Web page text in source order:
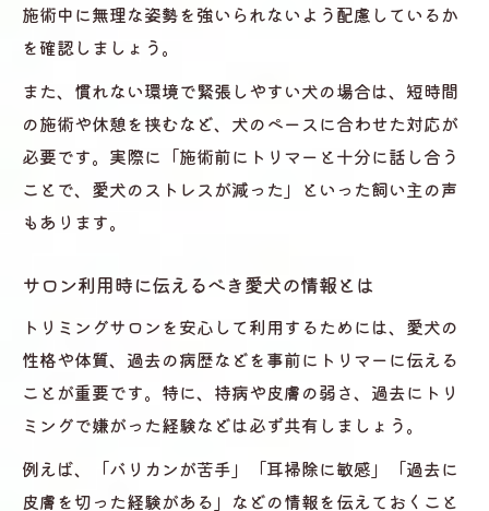
施術中に無理な姿勢を強いられないよう配慮しているか
を確認しましょう。
また、慣れない環境で緊張しやすい犬の場合は、短時間
の施術や休憩を挟むなど、犬のペースに合わせた対応が
必要です。実際に「施術前にトリマーと十分に話し合う
ことで、愛犬のストレスが減った」といった飼い主の声
もあります。
サロン利用時に伝えるべき愛犬の情報とは
トリミングサロンを安心して利用するためには、愛犬の
性格や体質、過去の病歴などを事前にトリマーに伝える
ことが重要です。特に、持病や皮膚の弱さ、過去にトリ
ミングで嫌がった経験などは必ず共有しましょう。
例えば、「バリカンが苦手」「耳掃除に敏感」「過去に
皮膚を切った経験がある」などの情報を伝えておくこと